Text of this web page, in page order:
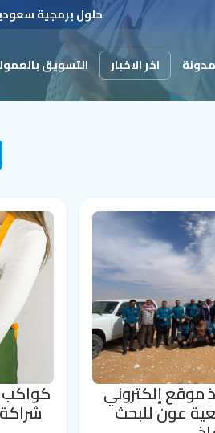
حلول برمجية سعودية 100% مع حلول برمجية تلبي طموحات
اخر الاخبار التسويق
موقع إلكتروني
عون للبحث
كواكب